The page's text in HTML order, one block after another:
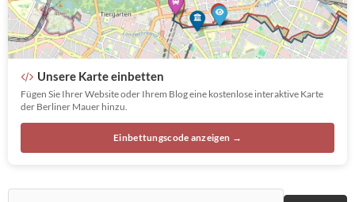
Unsere Karte einbetten
Fügen Sie Ihrer Website oder Ihrem Blog eine kostenlose interaktive Karte
der Berliner Mauer hinzu.
Einbettungscode anzeigen →